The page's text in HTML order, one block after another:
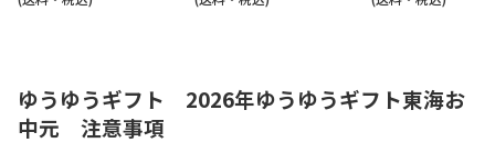
ゆうゆうギフト 2026年ゆうゆうギフト東海お
中元 注意事項